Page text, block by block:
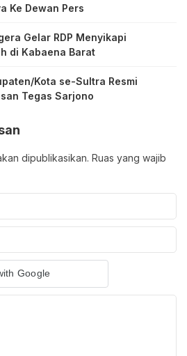
Ke Dewan Pers
Gelar RDP Menyikapi
di Kabaena Barat
Kota se-Sultra Resmi
Tegas Sarjono
dipublikasikan. Ruas yang wajib
Google